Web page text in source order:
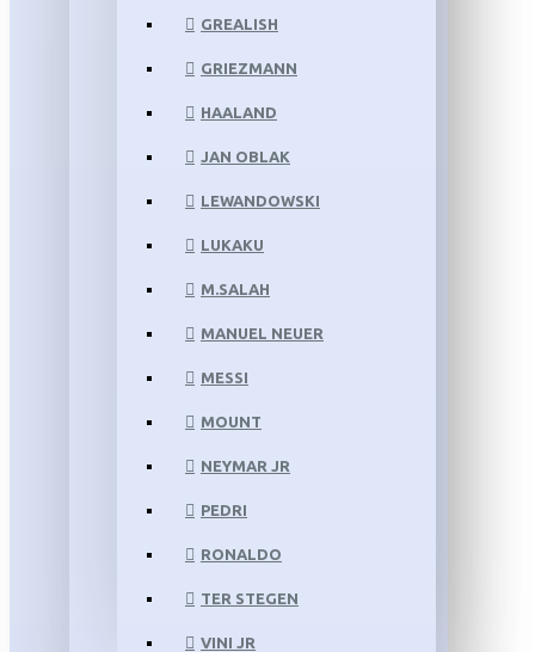
GREALISH
GRIEZMANN
HAALAND
JAN OBLAK
LEWANDOWSKI
LUKAKU
M.SALAH
MANUEL NEUER
MESSI
MOUNT
NEYMAR JR
PEDRI
RONALDO
TER STEGEN
VINI JR